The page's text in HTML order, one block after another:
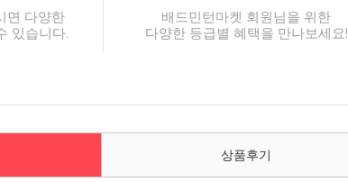
면 다양한
있습니다.
배드민턴마켓 회원님을 위한
다양한 등급별 혜택을 만나보세요!
상품후기